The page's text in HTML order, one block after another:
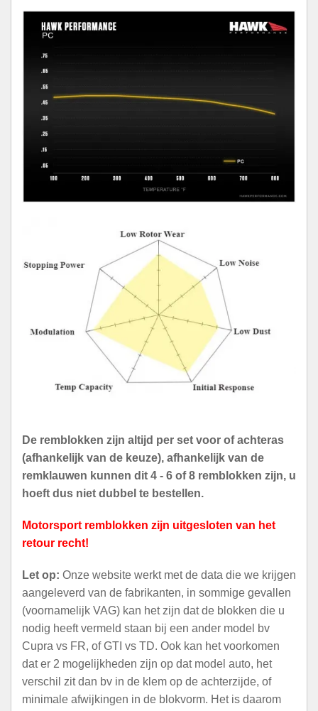
De remblokken zijn altijd per set voor of achteras
(afhankelijk van de keuze), afhankelijk van de
remklauwen kunnen dit 4 - 6 of 8 remblokken zijn, u
hoeft dus niet dubbel te bestellen.
Motorsport remblokken zijn uitgesloten van het
retour recht!
Let op: Onze website werkt met de data die we krijgen
aangeleverd van de fabrikanten, in sommige gevallen
(voornamelijk VAG) kan het zijn dat de blokken die u
nodig heeft vermeld staan bij een ander model bv
Cupra vs FR, of GTI vs TD. Ook kan het voorkomen
dat er 2 mogelijkheden zijn op dat model auto, het
verschil zit dan bv in de klem op de achterzijde, of
minimale afwijkingen in de blokvorm. Het is daarom